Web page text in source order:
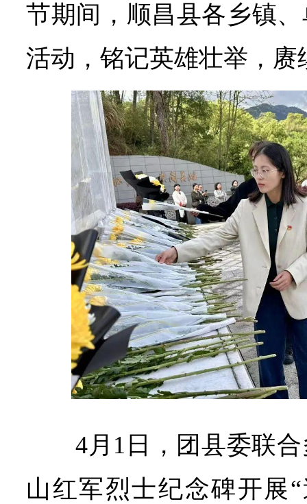
节期间，顺昌县各乡镇
活动，铭记英雄壮举，赓
4月1日，团县委联
山红军烈士纪念碑开展“